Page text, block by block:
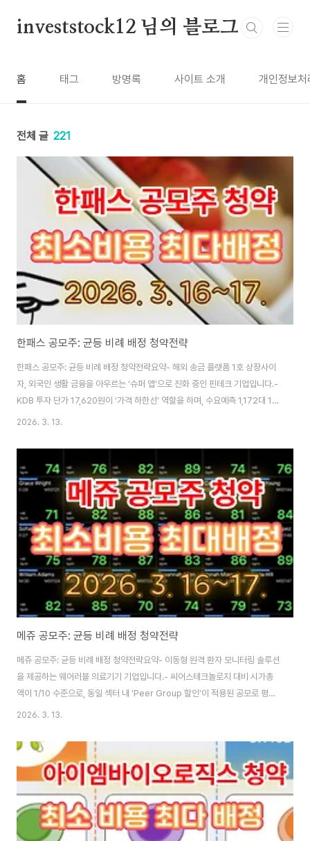
investstock12 님의 블로그
홈 태그 방명록 사이트 소개 개인정보처
전체 글 221
한패스 공모주: 균등 비례 배정 청약전략
한패스 공모주: 균등 비례 배정 청약전략요약- 해외 송금 플랫폼 1호 상장사이
자, 외국인 생활 금융을 아우르는 ‘슈퍼 앱’으로 진화 중인 핀테크 기업입니다.-
KDB 투자 단가 17,620원이 ‘가격 하한선’ 역할을 하며, 수요예측 1,172대 1로
기관 수요가 확인되었습니다.- 상장일 유통 금액 약 592억 원, 의무보유 확약
공모가: 19,000원최소청약: 20주(190,000원)균등: 0.2주(추첨)청약 일정:
3월 16일(월) ~ 3월 17일(화)환불일: 3월 19일상장 예정일: 3월 25일 (단독
상장)주관사: 한국투자증권, 대신증권 1. 송금을 넘어 ‘금융 생태계’로한패스의
경쟁력은 싸고 빠른 해외 송금에 그치지 않고, ..
2026. 3. 13.
메쥬 공모주: 균등 비례 배정 청약전략
메쥬 공모주: 균등 비례 배정 청약전략요약- 이동형 원격 환자 모니터링 솔루션
을 제공하는 웨어러블 의료기기 기업입니다.- 씨어스테크놀로지 대비 시가총
액이 1/10 수준으로, 동일 섹터 내 ‘Peer Group 할인’이 적용된 공모로 평가
됩니다.- 의무보유 확약률 75.4%, 상장일 유통 물량 25.13%(244만 주,
21,600원최소청약: 20주(216,000원)균등: 0.3주(추첨)청약 일정: 3월 16
일(월) ~ 3월 17일(화)환불일: 3월 19일상장 예정일: 3월 26일 (단독 상장)주
관사: 신한투자증권1. 도입부: 원격 환자 모니터링 시장의 지각변동고령화와 의
료 디지털 전환이 맞물리며 ‘병원 밖 의료(Out-of-hosp..
2026. 3. 13.